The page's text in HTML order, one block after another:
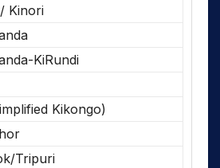
Kinori
KiRundi
Kikongo)
Tripuri